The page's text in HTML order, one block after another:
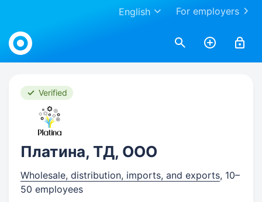
For employers
English
Work.ua
Verified
Платина, ТД, ООО
Wholesale, distribution, imports, and exports, 10–
50 employees